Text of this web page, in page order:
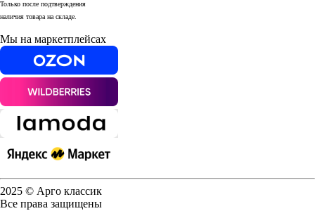
Только после подтверждения
наличия товара на складе.
Мы на маркетплейсах
2025 © Арго классик
Все права защищены